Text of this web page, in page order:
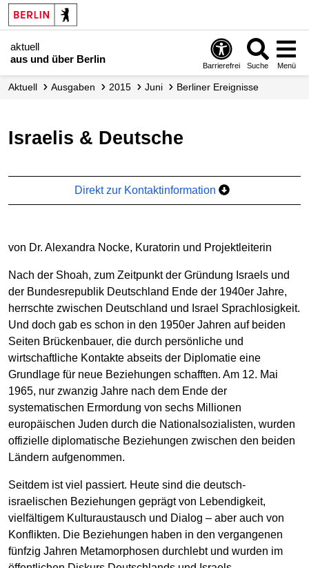
aktuell
aus und über Berlin
Barrierefrei Suche Menü
aktuell Ausgaben 2015 Juni Berliner Ereignisse
Israelis & Deutsche
Direkt zur Kontaktinformation
von Dr. Alexandra Nocke, Kuratorin und Projektleiterin
Nach der Shoah, zum Zeitpunkt der Gründung Israels und
der Bundesrepublik Deutschland Ende der 1940er Jahre,
herrschte zwischen Deutschland und Israel Sprachlosigkeit.
Und doch gab es schon in den 1950er Jahren auf beiden
Seiten Brückenbauer, die durch persönliche und
wirtschaftliche Kontakte abseits der Diplomatie eine
Grundlage für neue Beziehungen schafften. Am 12. Mai
1965, nur zwanzig Jahre nach dem Ende der
systematischen Ermordung von sechs Millionen
europäischen Juden durch die Nationalsozialisten, wurden
offizielle diplomatische Beziehungen zwischen den beiden
Ländern aufgenommen.
Seitdem ist viel passiert. Heute sind die deutsch-
israelischen Beziehungen geprägt von Lebendigkeit,
vielfältigem Kulturaustausch und Dialog – aber auch von
Konflikten. Die Beziehungen haben in den vergangenen
fünfzig Jahren Metamorphosen durchlebt und wurden im